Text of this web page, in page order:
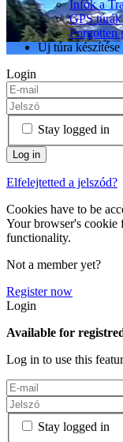
Infók a
GPS
Forgotten
Új túra készítése
Login
Stay logged in
Elfelejtetted a jelszód?
Cookies have to be
Your browser's cookie
functionality.
Not a member yet?
Register now
Login
Available for
Log in to use this
Stay logged in